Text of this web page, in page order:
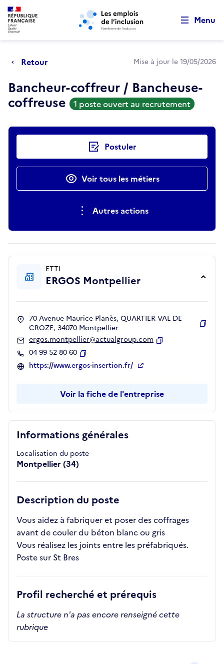
Aller au menu principal Aller au contenu principal
Menu
Retour Mise à jour le 19/05/2026
Bancheur-coffreur / Bancheuse-
coffreuse 1 poste ouvert au recrutement
Actions rapides Postuler
Voir tous les métiers
Autres actions
Informations générales
Localisation du poste
Montpellier (34)
Description du poste
Vous aidez à fabriquer et poser des coffrages
avant de couler du béton blanc ou gris
Vous réalisez les joints entre les préfabriqués.
Poste sur St Bres
Profil recherché et prérequis
La structure n'a pas encore renseigné cette
rubrique
ETTI
ERGOS Montpellier
70 Avenue Maurice Planès, QUARTIER VAL DE
CROZE, 34070 Montpellier
ergos.montpellier@actualgroup.com
04 99 52 80 60
Copier
https://www.ergos-insertion.fr/
Voir la fiche de l'entreprise
Retour au début de la page
Panneau de gestion des cookies